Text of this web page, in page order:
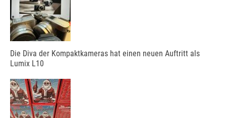
Die Diva der Kompaktkameras hat einen neuen Auftritt als
Lumix L10